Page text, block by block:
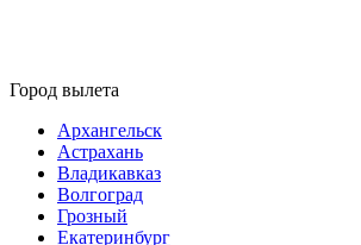
Город вылета
Архангельск
Астрахань
Владикавказ
Волгоград
Грозный
Екатеринбург